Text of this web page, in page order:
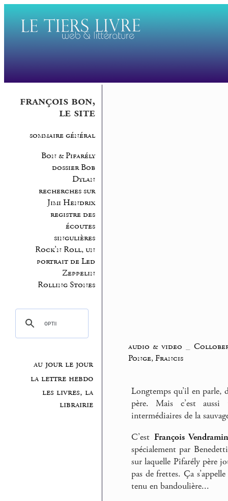
françois bon,
le site
sommaire général
Bon & Pifarély
dossier Bob
Dylan
recherches sur
Jimi Hendrix
registre des
écoutes
singulières
Rock’n Roll, un
portrait de Led
Zeppelin
Rolling Stones
au jour le jour
la lettre hebdo
les livres, la
librairie
audio & video
Ponge, Francis
Longtemps qu’il en parle,
père. Mais c’est
intermédiaires de la
C’est François
spécialement par
sur laquelle Pifarély père
pas de frettes. Ça
tenu en bandoulière...